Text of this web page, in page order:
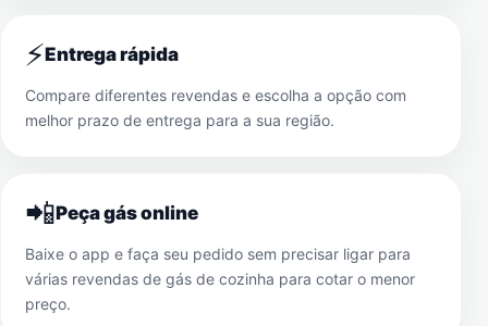
⚡Entrega rápida
Compare diferentes revendas e escolha a opção com
melhor prazo de entrega para a sua região.
📲Peça gás online
Baixe o app e faça seu pedido sem precisar ligar para
várias revendas de gás de cozinha para cotar o menor
preço.